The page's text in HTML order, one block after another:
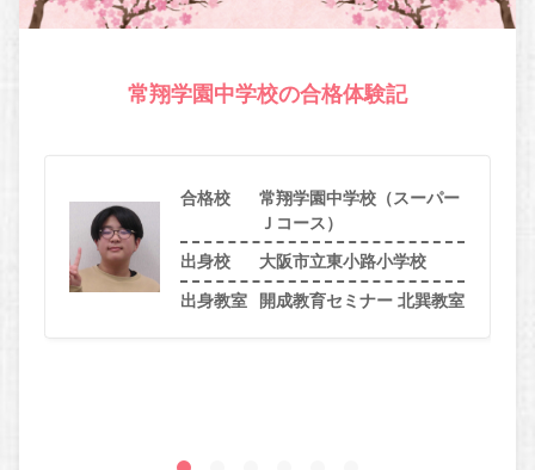
常翔学園中学校の合格体験記
合格校
常翔学園中学校（スーパー
Ｊコース）
出身校 大阪市立東小路小学校
出身教室 開成教育セミナー 北巽教室